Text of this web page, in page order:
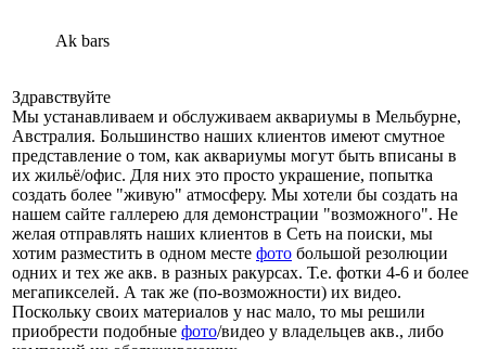
Ak bars
Здравствуйте
Мы устанавливаем и обслуживаем аквариумы в Мельбурне,
Австралия. Большинство наших клиентов имеют смутное
представление о том, как аквариумы могут быть вписаны в
их жильё/офис. Для них это просто украшение, попытка
создать более "живую" атмосферу. Мы хотели бы создать на
нашем сайте галлерею для демонстрации "возможного". Не
желая отправлять наших клиентов в Сеть на поиски, мы
хотим разместить в одном месте фото большой резолюции
одних и тех же акв. в разных ракурсах. Т.е. фотки 4-6 и более
мегапикселей. А так же (по-возможности) их видео.
Поскольку своих материалов у нас мало, то мы решили
приобрести подобные фото/видео у владельцев акв., либо